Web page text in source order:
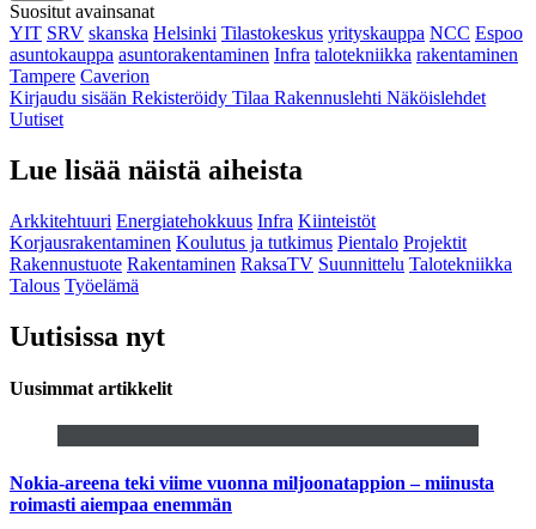
Suositut avainsanat
YIT SRV skanska Helsinki Tilastokeskus yrityskauppa NCC Espoo
asuntokauppa asuntorakentaminen Infra talotekniikka rakentaminen
Tampere Caverion
Kirjaudu sisään Rekisteröidy Tilaa Rakennuslehti Näköislehdet
Uutiset
Lue lisää näistä aiheista
Arkkitehtuuri Energiatehokkuus Infra Kiinteistöt
Korjausrakentaminen Koulutus ja tutkimus Pientalo Projektit
Rakennustuote Rakentaminen RaksaTV Suunnittelu Talotekniikka
Talous Työelämä
Uutisissa nyt
Uusimmat artikkelit
Nokia-areena teki viime vuonna miljoonatappion – miinusta
roimasti aiempaa enemmän